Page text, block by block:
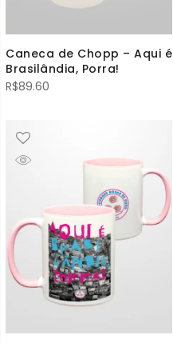
Caneca de Chopp – Aqui é
Brasilândia, Porra!
R$89.60